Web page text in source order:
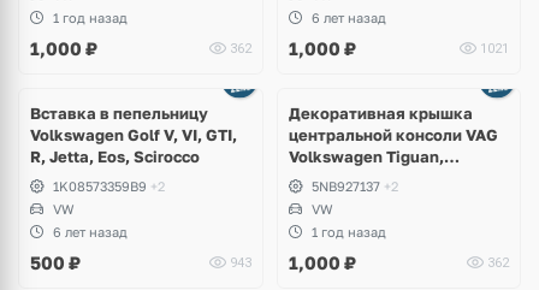
1 год назад
1,000 ₽ 362
6 лет назад
1,000 ₽ 1021
Вставка в пепельницу
Volkswagen Golf V, VI, GTI,
R, Jetta, Eos, Scirocco
1K08573359B9 +2
VW
6 лет назад
500 ₽ 943
Декоративная крышка
центральной консоли VAG
Volkswagen Tiguan,
Allspace, Taos, Seat Tarraco
5NB927137 +2
VW
1 год назад
1,000 ₽ 362